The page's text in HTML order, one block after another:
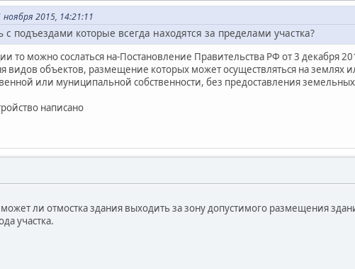
2015, 14:21:11
подъездами которые всегда находятся за пределами участка?
то можно сослаться на-Постановление Правительства РФ от 3 декабря
видов объектов, размещение которых может осуществляться на землях
или муниципальной собственности, без предоставления
написано
ли отмостка здания выходить за зону допустимого размещения
участка.